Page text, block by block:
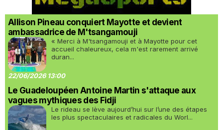
Allison Pineau conquiert Mayotte et devient
ambassadrice de M'tsangamouji
« Merci à M'tsangamouji et à Mayotte pour cet
accueil chaleureux, cela m'est rarement arrivé
duran...
22/06/2026 13:00
Le Guadeloupéen Antoine Martin s'attaque aux
vagues mythiques des Fidji
Le rideau se lève aujourd’hui sur l’une des étapes
les plus spectaculaires et radicales du Worl...